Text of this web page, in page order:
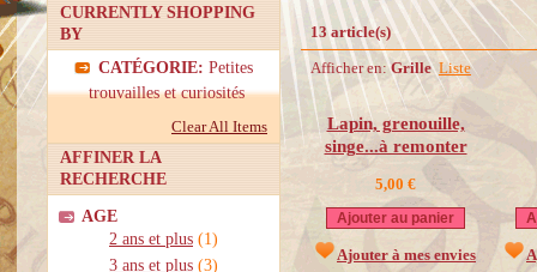
CURRENTLY SHOPPING
BY
CATÉGORIE: Petites
trouvailles et curiosités
Clear All Items
AFFINER LA
RECHERCHE
AGE
2 ans et plus (1)
3 ans et plus (3)
13 article(s)
Afficher en:Grille Liste
Lapin, grenouille,
singe...à remonter
5,00 €
Ajouter au panier
Ajouter à mes envies